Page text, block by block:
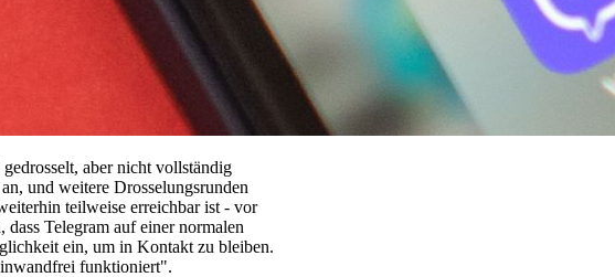
aber nicht vollständig
und weitere Drosselungsrunden
teilweise erreichbar ist - vor
Telegram auf einer normalen
ein, um in Kontakt zu bleiben.
funktioniert".